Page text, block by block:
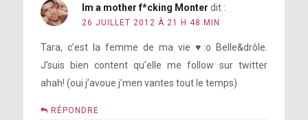
Im a mother f*cking Monter dit :
26 JUILLET 2012 À 21 H 48 MIN
Tara, c’est la femme de ma vie ♥:o Belle&drôle.
J’suis bien content qu’elle me follow sur twitter
ahah! (oui j’avoue j’men vantes tout le temps)
RÉPONDRE